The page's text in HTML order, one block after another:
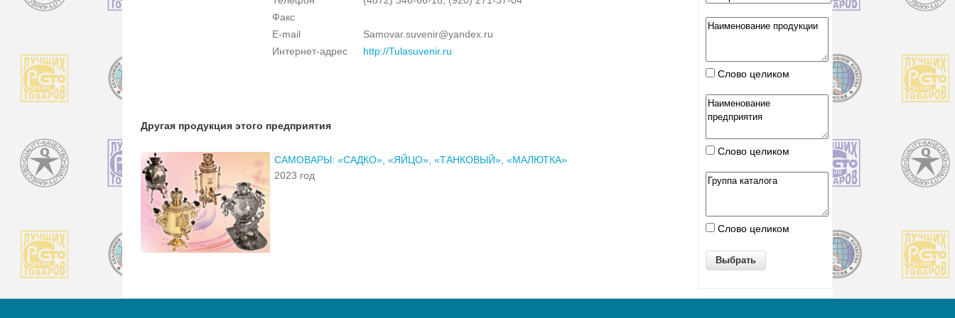
Факс
E-mail
Samovar.suvenir@yandex.ru
Интернет-адрес
http://Tulasuvenir.ru
Другая продукция этого предприятия
САМОВАРЫ: «САДКО», «ЯЙЦО», «ТАНКОВЫЙ», «МАЛЮТКА»
2023 год
Слово целиком
Слово целиком
Слово целиком